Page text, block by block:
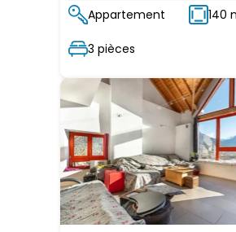
Appartement 140
3 pièces